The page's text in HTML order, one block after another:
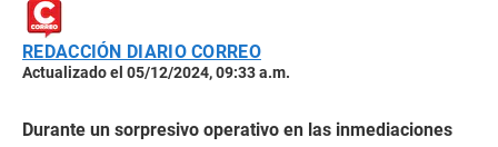
REDACCIÓN DIARIO CORREO
Actualizado el 05/12/2024, 09:33 a.m.
Durante un sorpresivo operativo en las inmediaciones